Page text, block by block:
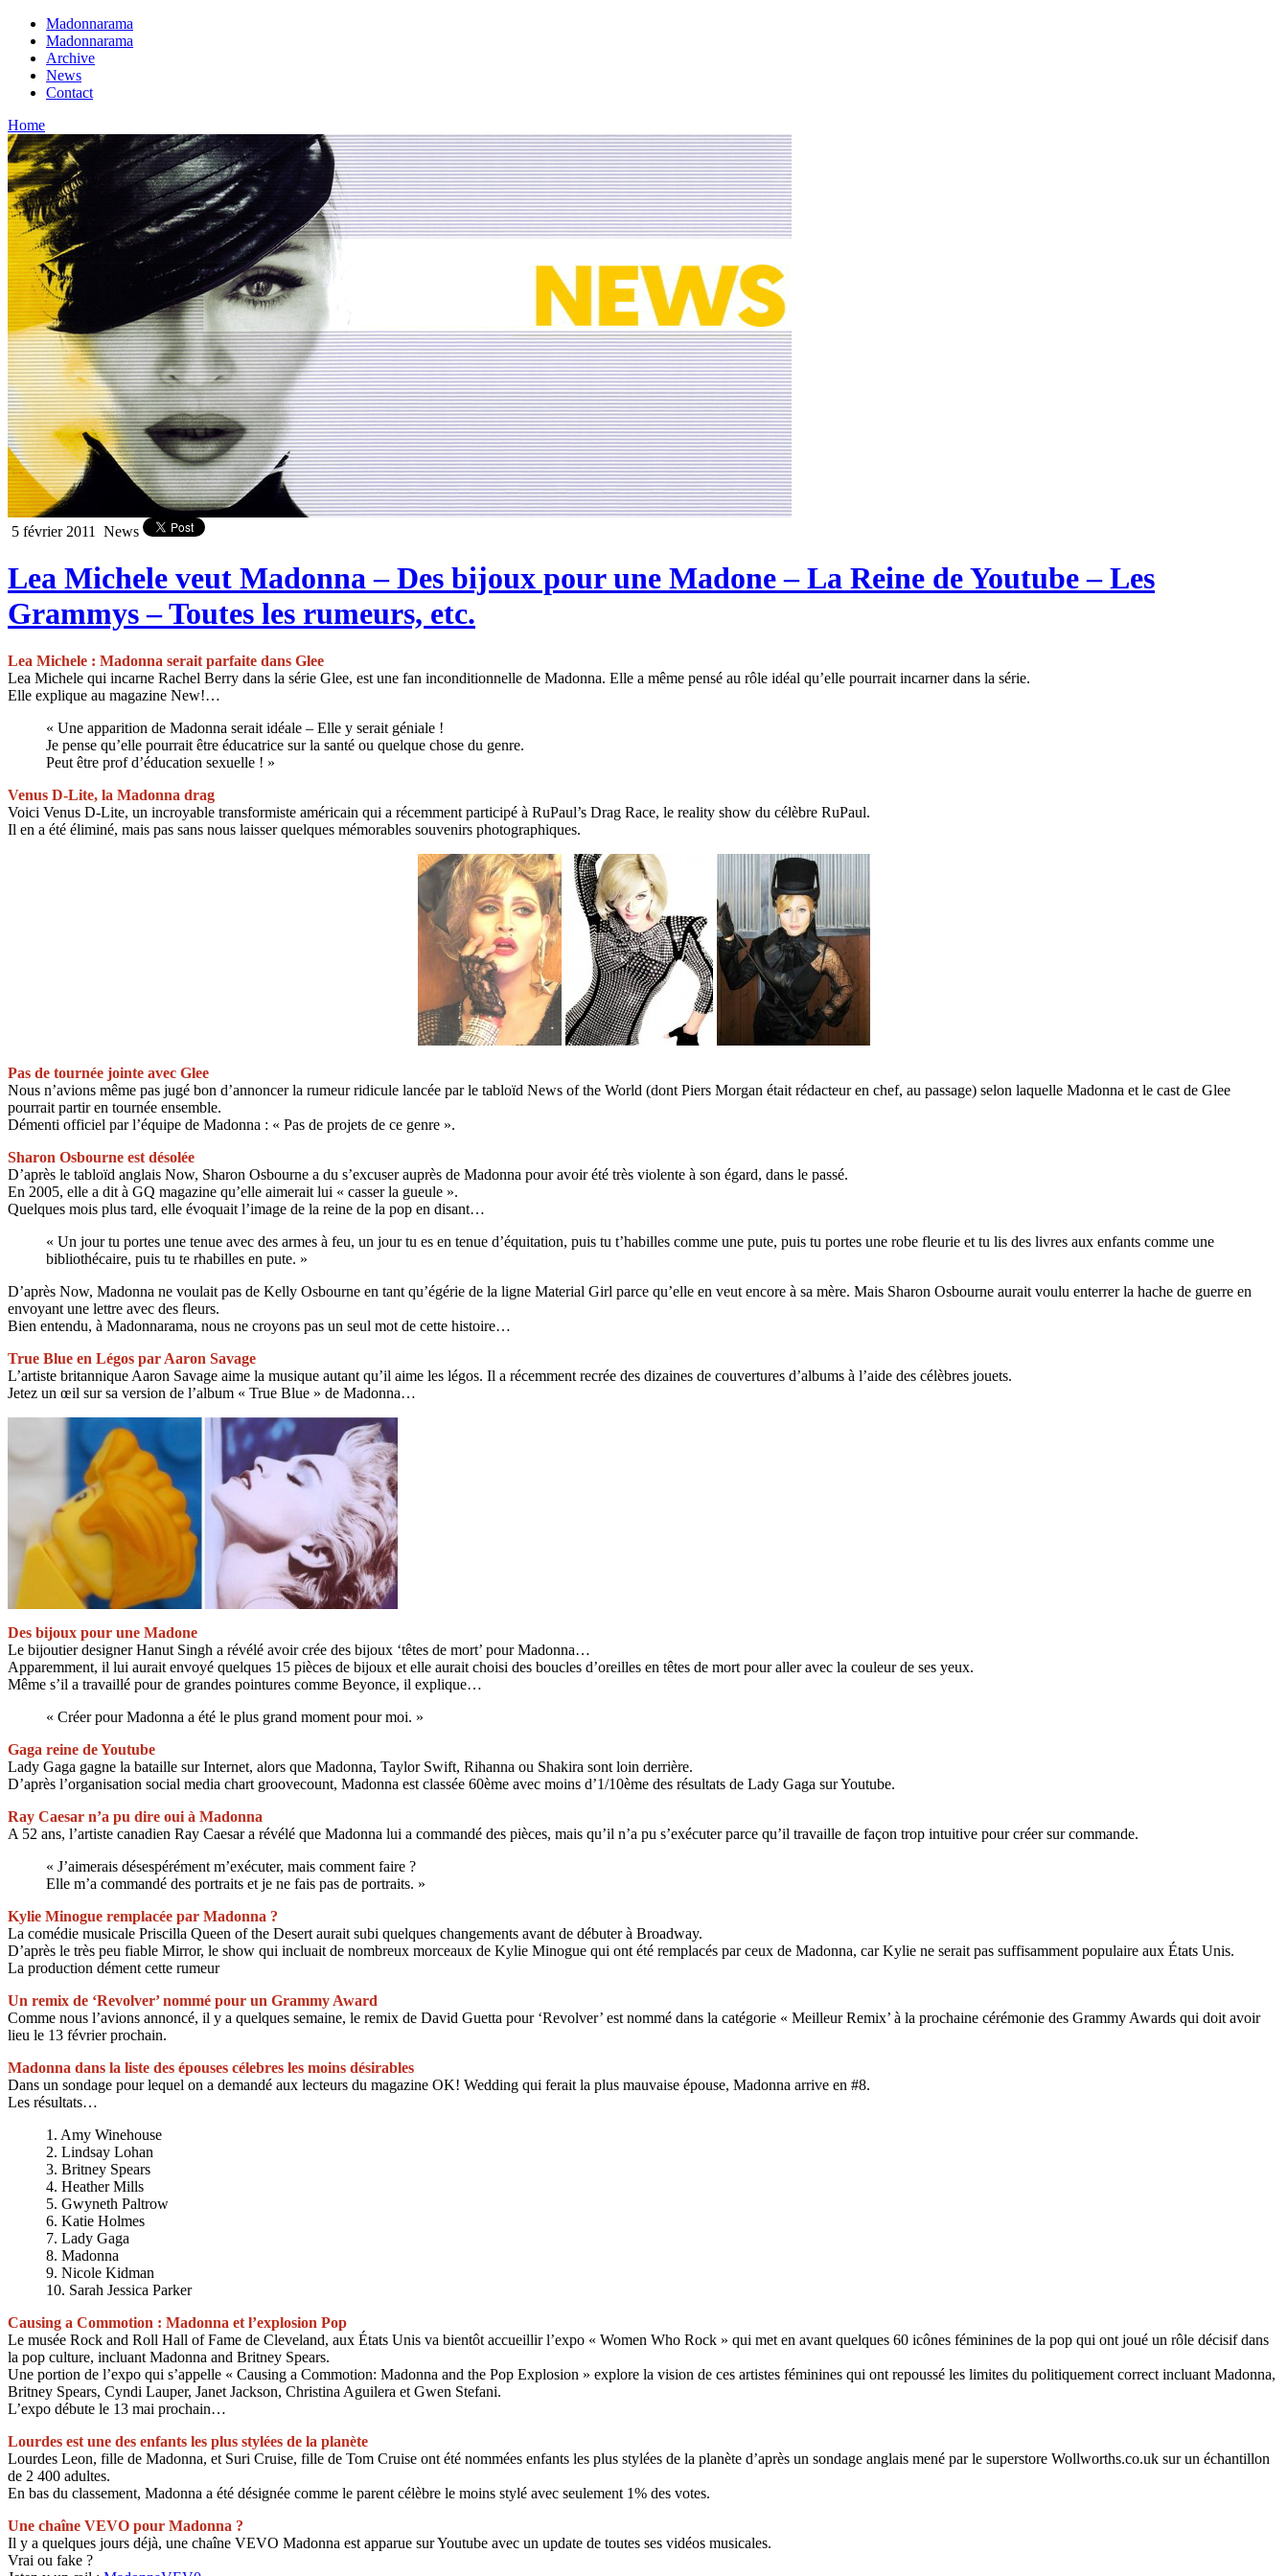
Madonnarama
Madonnarama
Archive
News
Contact
Home
5 février 2011 News
Lea Michele veut Madonna – Des bijoux pour une Madone – La Reine de Youtube – Les
Grammys – Toutes les rumeurs, etc.
Lea Michele : Madonna serait parfaite dans Glee
Lea Michele qui incarne Rachel Berry dans la série Glee, est une fan inconditionnelle de Madonna. Elle a même pensé au rôle idéal qu’elle pourrait incarner dans la série.
Elle explique au magazine New!…
« Une apparition de Madonna serait idéale – Elle y serait géniale !
Je pense qu’elle pourrait être éducatrice sur la santé ou quelque chose du genre.
Peut être prof d’éducation sexuelle ! »
Venus D-Lite, la Madonna drag
Voici Venus D-Lite, un incroyable transformiste américain qui a récemment participé à RuPaul’s Drag Race, le reality show du célèbre RuPaul.
Il en a été éliminé, mais pas sans nous laisser quelques mémorables souvenirs photographiques.
Pas de tournée jointe avec Glee
Nous n’avions même pas jugé bon d’annoncer la rumeur ridicule lancée par le tabloïd News of the World (dont Piers Morgan était rédacteur en chef, au passage) selon laquelle Madonna et le cast de Glee
pourrait partir en tournée ensemble.
Démenti officiel par l’équipe de Madonna : « Pas de projets de ce genre ».
Sharon Osbourne est désolée
D’après le tabloïd anglais Now, Sharon Osbourne a du s’excuser auprès de Madonna pour avoir été très violente à son égard, dans le passé.
En 2005, elle a dit à GQ magazine qu’elle aimerait lui « casser la gueule ».
Quelques mois plus tard, elle évoquait l’image de la reine de la pop en disant…
« Un jour tu portes une tenue avec des armes à feu, un jour tu es en tenue d’équitation, puis tu t’habilles comme une pute, puis tu portes une robe fleurie et tu lis des livres aux enfants comme une
bibliothécaire, puis tu te rhabilles en pute. »
D’après Now, Madonna ne voulait pas de Kelly Osbourne en tant qu’égérie de la ligne Material Girl parce qu’elle en veut encore à sa mère. Mais Sharon Osbourne aurait voulu enterrer la hache de guerre en
envoyant une lettre avec des fleurs.
Bien entendu, à Madonnarama, nous ne croyons pas un seul mot de cette histoire…
True Blue en Légos par Aaron Savage
L’artiste britannique Aaron Savage aime la musique autant qu’il aime les légos. Il a récemment recrée des dizaines de couvertures d’albums à l’aide des célèbres jouets.
Jetez un œil sur sa version de l’album « True Blue » de Madonna…
Des bijoux pour une Madone
Le bijoutier designer Hanut Singh a révélé avoir crée des bijoux ‘têtes de mort’ pour Madonna…
Apparemment, il lui aurait envoyé quelques 15 pièces de bijoux et elle aurait choisi des boucles d’oreilles en têtes de mort pour aller avec la couleur de ses yeux.
Même s’il a travaillé pour de grandes pointures comme Beyonce, il explique…
« Créer pour Madonna a été le plus grand moment pour moi. »
Gaga reine de Youtube
Lady Gaga gagne la bataille sur Internet, alors que Madonna, Taylor Swift, Rihanna ou Shakira sont loin derrière.
D’après l’organisation social media chart groovecount, Madonna est classée 60ème avec moins d’1/10ème des résultats de Lady Gaga sur Youtube.
Ray Caesar n’a pu dire oui à Madonna
A 52 ans, l’artiste canadien Ray Caesar a révélé que Madonna lui a commandé des pièces, mais qu’il n’a pu s’exécuter parce qu’il travaille de façon trop intuitive pour créer sur commande.
« J’aimerais désespérément m’exécuter, mais comment faire ?
Elle m’a commandé des portraits et je ne fais pas de portraits. »
Kylie Minogue remplacée par Madonna ?
La comédie musicale Priscilla Queen of the Desert aurait subi quelques changements avant de débuter à Broadway.
D’après le très peu fiable Mirror, le show qui incluait de nombreux morceaux de Kylie Minogue qui ont été remplacés par ceux de Madonna, car Kylie ne serait pas suffisamment populaire aux États Unis.
La production dément cette rumeur
Un remix de ‘Revolver’ nommé pour un Grammy Award
Comme nous l’avions annoncé, il y a quelques semaine, le remix de David Guetta pour ‘Revolver’ est nommé dans la catégorie « Meilleur Remix’ à la prochaine cérémonie des Grammy Awards qui doit avoir
lieu le 13 février prochain.
Madonna dans la liste des épouses célebres les moins désirables
Dans un sondage pour lequel on a demandé aux lecteurs du magazine OK! Wedding qui ferait la plus mauvaise épouse, Madonna arrive en #8.
Les résultats…
1. Amy Winehouse
2. Lindsay Lohan
3. Britney Spears
4. Heather Mills
5. Gwyneth Paltrow
6. Katie Holmes
7. Lady Gaga
8. Madonna
9. Nicole Kidman
10. Sarah Jessica Parker
Causing a Commotion : Madonna et l’explosion Pop
Le musée Rock and Roll Hall of Fame de Cleveland, aux États Unis va bientôt accueillir l’expo « Women Who Rock » qui met en avant quelques 60 icônes féminines de la pop qui ont joué un rôle décisif dans
la pop culture, incluant Madonna and Britney Spears.
Une portion de l’expo qui s’appelle « Causing a Commotion: Madonna and the Pop Explosion » explore la vision de ces artistes féminines qui ont repoussé les limites du politiquement correct incluant Madonna,
Britney Spears, Cyndi Lauper, Janet Jackson, Christina Aguilera et Gwen Stefani.
L’expo débute le 13 mai prochain…
Lourdes est une des enfants les plus stylées de la planète
Lourdes Leon, fille de Madonna, et Suri Cruise, fille de Tom Cruise ont été nommées enfants les plus stylées de la planète d’après un sondage anglais mené par le superstore Wollworths.co.uk sur un échantillon
de 2 400 adultes.
En bas du classement, Madonna a été désignée comme le parent célèbre le moins stylé avec seulement 1% des votes.
Une chaîne VEVO pour Madonna ?
Il y a quelques jours déjà, une chaîne VEVO Madonna est apparue sur Youtube avec un update de toutes ses vidéos musicales.
Vrai ou fake ?